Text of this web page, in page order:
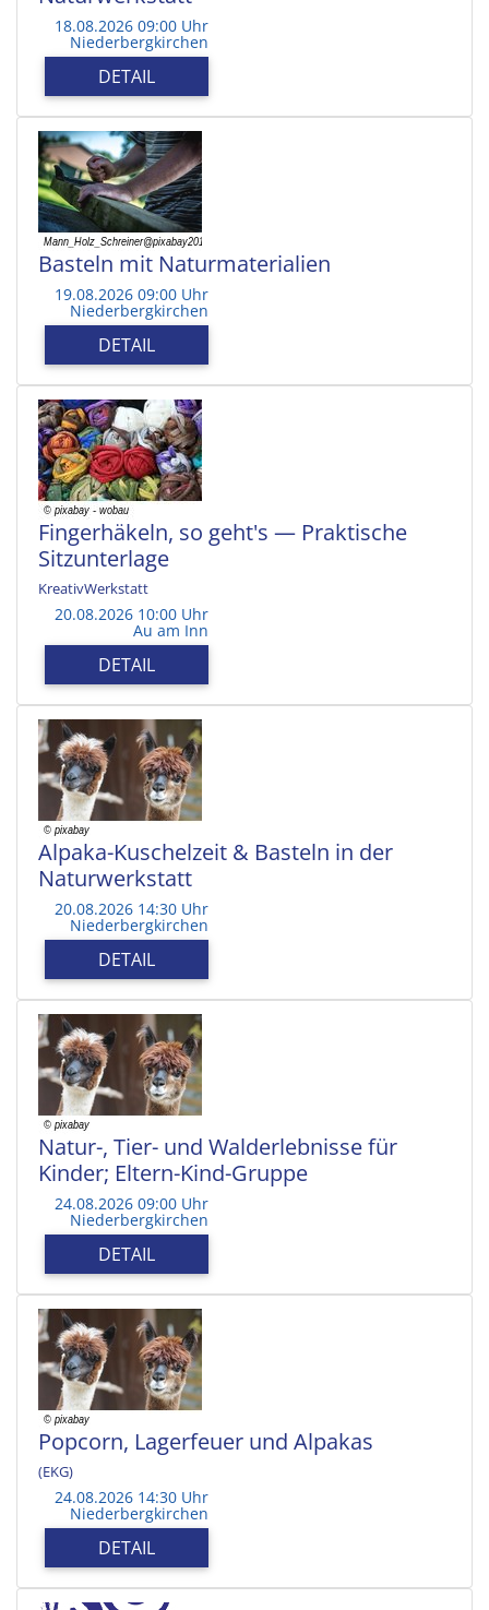
18.08.2026 09:00 Uhr
Niederbergkirchen
DETAIL
Basteln mit Naturmaterialien
19.08.2026 09:00 Uhr
Niederbergkirchen
DETAIL
Fingerhäkeln, so geht's — Praktische
Sitzunterlage
KreativWerkstatt
20.08.2026 10:00 Uhr
Au am Inn
DETAIL
Alpaka-Kuschelzeit & Basteln in der
Naturwerkstatt
20.08.2026 14:30 Uhr
Niederbergkirchen
DETAIL
Natur-, Tier- und Walderlebnisse für
Kinder; Eltern-Kind-Gruppe
24.08.2026 09:00 Uhr
Niederbergkirchen
DETAIL
Popcorn, Lagerfeuer und Alpakas
(EKG)
24.08.2026 14:30 Uhr
Niederbergkirchen
DETAIL